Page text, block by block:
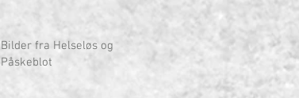
Bilder fra Helseløs og
Påskeblot